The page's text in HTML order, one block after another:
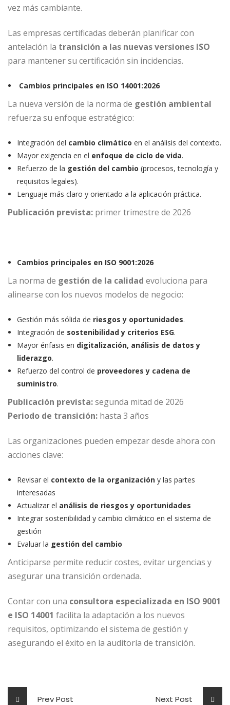
vez más cambiante.
Las empresas certificadas deberán planificar con
antelación la transición a las nuevas versiones ISO
para mantener su certificación sin incidencias.
Cambios principales en ISO 14001:2026
La nueva versión de la norma de gestión ambiental
refuerza su enfoque estratégico:
Integración del cambio climático en el análisis del contexto.
Mayor exigencia en el enfoque de ciclo de vida.
Refuerzo de la gestión del cambio (procesos, tecnología y
requisitos legales).
Lenguaje más claro y orientado a la aplicación práctica.
Publicación prevista: primer trimestre de 2026
Cambios principales en ISO 9001:2026
La norma de gestión de la calidad evoluciona para
alinearse con los nuevos modelos de negocio:
Gestión más sólida de riesgos y oportunidades.
Integración de sostenibilidad y criterios ESG.
Mayor énfasis en digitalización, análisis de datos y
liderazgo.
Refuerzo del control de proveedores y cadena de
suministro.
Publicación prevista:segunda mitad de 2026
Periodo de transición: hasta 3 años
Las organizaciones pueden empezar desde ahora con
acciones clave:
Revisar el contexto de la organización y las partes
interesadas
Actualizar el análisis de riesgos y oportunidades
Integrar sostenibilidad y cambio climático en el sistema de
gestión
Evaluar la gestión del cambio
Anticiparse permite reducir costes, evitar urgencias y
asegurar una transición ordenada.
Contar con una consultora especializada en ISO 9001
e ISO 14001 facilita la adaptación a los nuevos
requisitos, optimizando el sistema de gestión y
asegurando el éxito en la auditoría de transición.
Prev Post Next Post